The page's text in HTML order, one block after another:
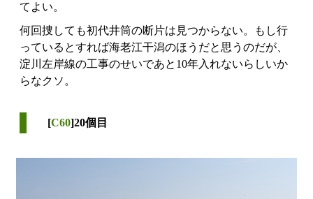
てよい。
何回捜しても初代井筒の断片は見つからない。もし行
っているとすれば海老江干潟のほうだと思うのだが、
淀川左岸線の工事のせいであと10年入れないらしいか
らなクソ。
[C60]20個目